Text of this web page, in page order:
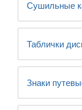
Сушильные
Таблички
Знаки